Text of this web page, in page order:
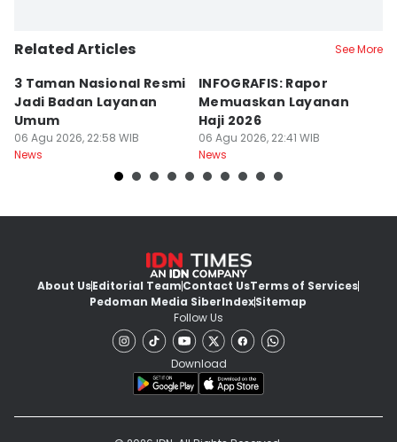
Related Articles See More
3 Taman Nasional Resmi
Jadi Badan Layanan
Umum
06 Agu 2026, 22:58 WIB
News
INFOGRAFIS: Rapor
Memuaskan Layanan
Haji 2026
06 Agu 2026, 22:41 WIB
News
About UsEditorial TeamContact UsTerms of Services
Pedoman Media SiberIndexSitemap
Follow Us
Download